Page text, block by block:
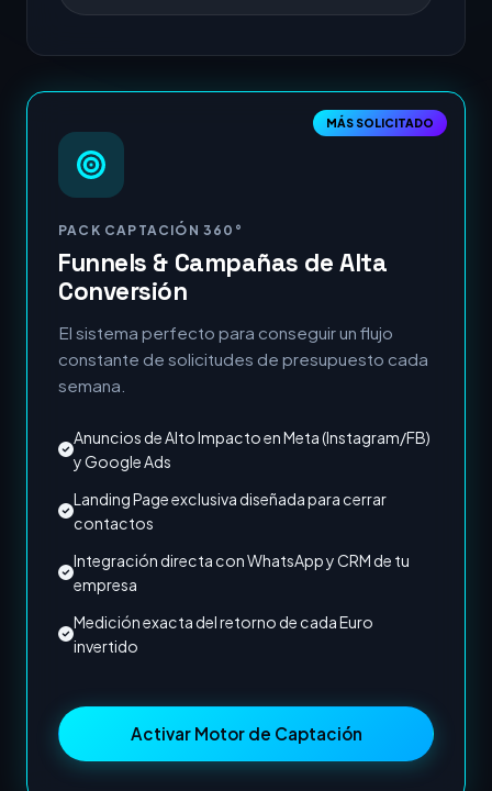
MÁS SOLICITADO
PACK CAPTACIÓN 360°
Funnels & Campañas de Alta
Conversión
El sistema perfecto para conseguir un flujo
constante de solicitudes de presupuesto cada
semana.
Anuncios de Alto Impacto en Meta (Instagram/FB)
y Google Ads
Landing Page exclusiva diseñada para cerrar
contactos
Integración directa con WhatsApp y CRM de tu
empresa
Medición exacta del retorno de cada Euro
invertido
Activar Motor de Captación